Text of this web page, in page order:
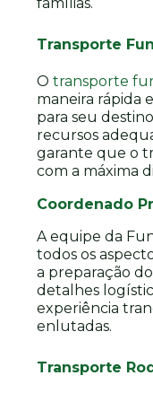
Transporte
O transporte
maneira rápida
para seu
recursos
garante que o
com a máxima
Coordenado
A equipe da
todos os
a preparação
detalhes
experiência
enlutadas.
Transporte